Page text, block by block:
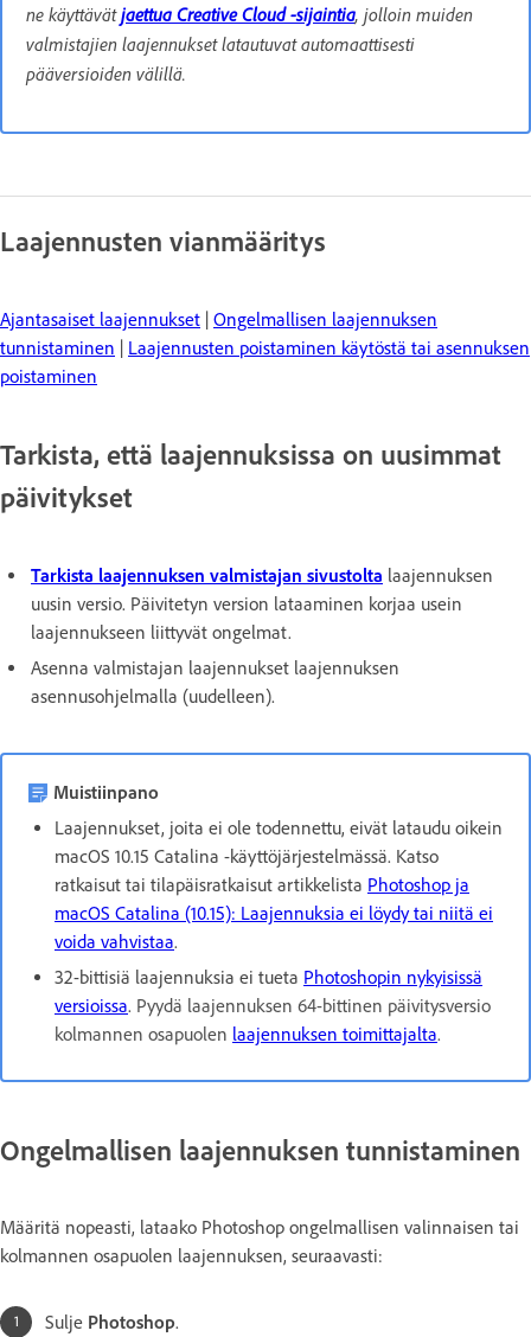
ne käyttävätjaettua Creative Cloud -sijaintia, jolloin muiden
valmistajien laajennukset latautuvat automaattisesti
pääversioiden välillä.
Laajennusten vianmääritys
Ajantasaiset laajennukset | Ongelmallisen laajennuksen
tunnistaminen | Laajennusten poistaminen käytöstä tai asennuksen
poistaminen
Tarkista, että laajennuksissa on uusimmat
päivitykset
Tarkista laajennuksen valmistajan sivustolta laajennuksen
uusin versio. Päivitetyn version lataaminen korjaa usein
laajennukseen liittyvät ongelmat.
Asenna valmistajan laajennukset laajennuksen
asennusohjelmalla (uudelleen).
Muistiinpano
Laajennukset, joita ei ole todennettu, eivät lataudu oikein
macOS 10.15 Catalina -käyttöjärjestelmässä. Katso
ratkaisut tai tilapäisratkaisut artikkelista Photoshop ja
macOS Catalina (10.15): Laajennuksia ei löydy tai niitä ei
voida vahvistaa.
32-bittisiä laajennuksia ei tueta Photoshopin nykyisissä
versioissa. Pyydä laajennuksen 64-bittinen päivitysversio
kolmannen osapuolen laajennuksen toimittajalta.
Ongelmallisen laajennuksen tunnistaminen
Määritä nopeasti, lataako Photoshop ongelmallisen valinnaisen tai
kolmannen osapuolen laajennuksen, seuraavasti:
Sulje Photoshop.